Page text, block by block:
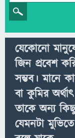
যেকোনো
জিন প্রবেশ
সম্ভব। মানে
বা কুমির
তাকে অন্য
যেমনটা